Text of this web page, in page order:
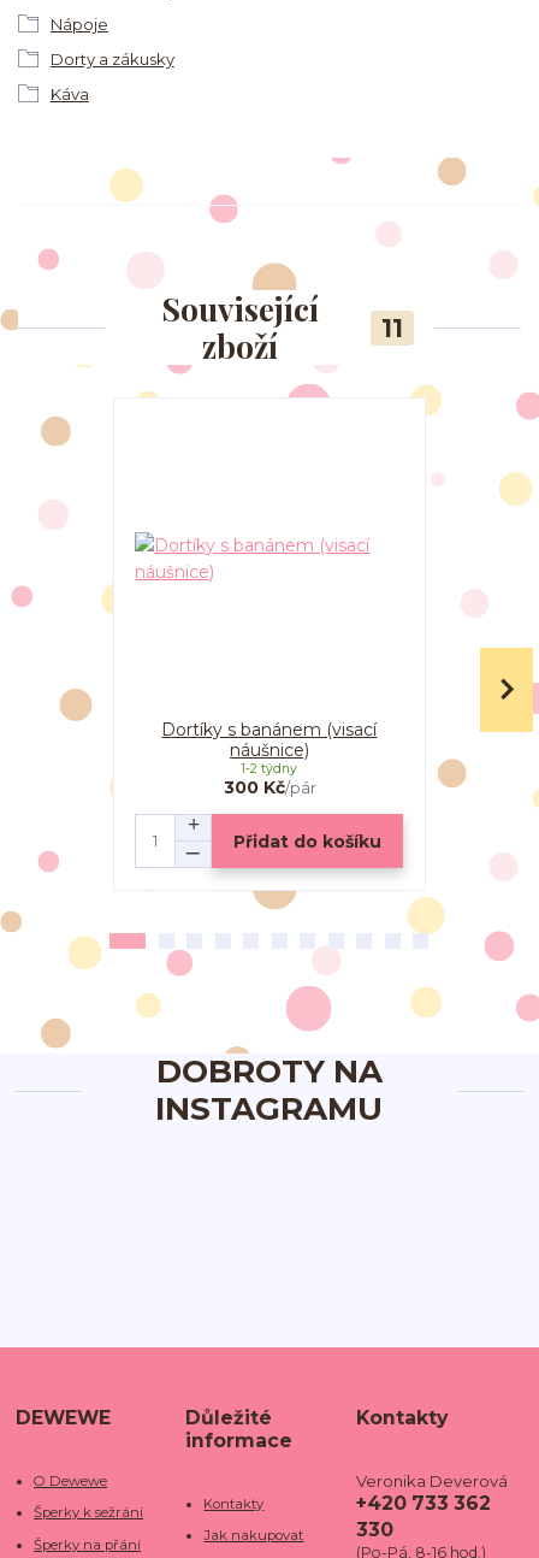
Nápoje
Dorty a zákusky
Káva
Související
zboží
11
Dortíky s banánem (visací
náušnice)
300 Kč/pár
1-2 týdny
Přidat do košíku
Dorty s
DOBROTY NA
INSTAGRAMU
DEWEWE
O Dewewe
Šperky k sežrání
Šperky na přání
Důležité
informace
Kontakty
Jak nakupovat
Kontakty
Veronika Deverová
+420 733 362
330
(Po-Pá, 8-16 hod.)